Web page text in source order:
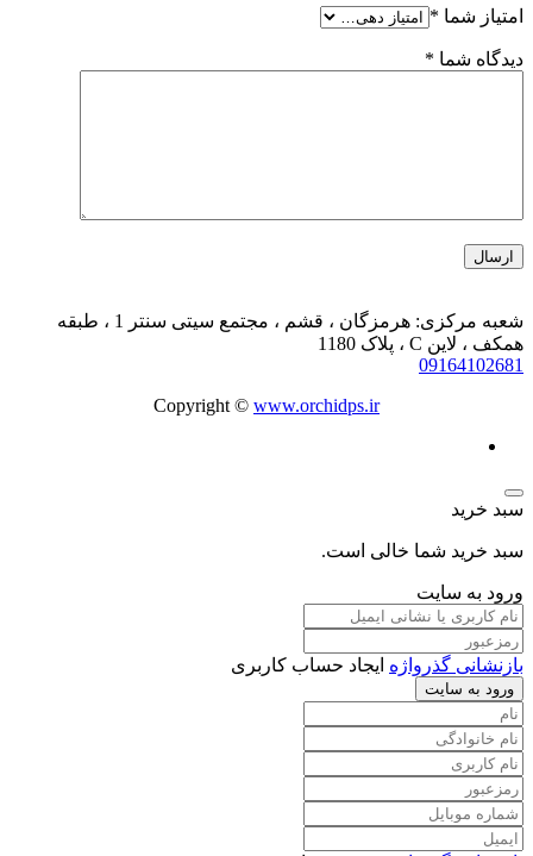
امتیاز شما *
دیدگاه شما *
شعبه مرکزی: هرمزگان ، قشم ، مجتمع سیتی سنتر 1 ، طبقه
همکف ، لاین C ، پلاک 1180
09164102681
Copyright © www.orchidps.ir
سبد خرید
سبد خرید شما خالی است.
ورود به سایت
بازنشانی گذرواژه ایجاد حساب کاربری
ورود به سایت